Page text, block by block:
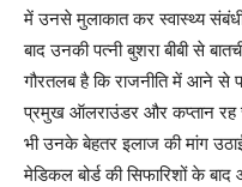
में उनसे मुलाकात कर स्वास्थ्य संबंधी
बाद उनकी पत्नी बुशरा बीबी से
गौरतलब है कि राजनीति में आने से
प्रमुख ऑलराउंडर और कप्तान रह
भी उनके बेहतर इलाज की मांग
मेडिकल बोर्ड की सिफारिशों के